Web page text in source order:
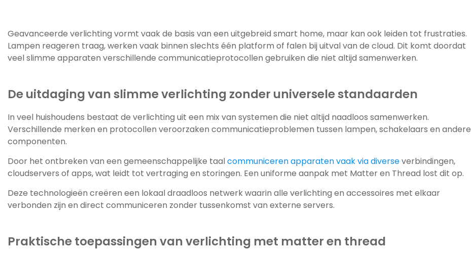
Geavanceerde verlichting vormt vaak de basis van een uitgebreid smart home, maar kan ook leiden tot frustraties.
Lampen reageren traag, werken vaak binnen slechts één platform of falen bij uitval van de cloud. Dit komt doordat
veel slimme apparaten verschillende communicatieprotocollen gebruiken die niet altijd samenwerken.
De uitdaging van slimme verlichting zonder universele standaarden
In veel huishoudens bestaat de verlichting uit een mix van systemen die niet altijd naadloos samenwerken.
Verschillende merken en protocollen veroorzaken communicatieproblemen tussen lampen, schakelaars en andere
componenten.
Door het ontbreken van een gemeenschappelijke taalcommuniceren apparaten vaak via diverseverbindingen,
cloudservers of apps, wat leidt tot vertraging en storingen. Een uniforme aanpak met Matter en Thread lost dit op.
Deze technologieën creëren een lokaal draadloos netwerk waarin alle verlichting en accessoires met elkaar
verbonden zijn en direct communiceren zonder tussenkomst van externe servers.
Praktische toepassingen van verlichting met matter en thread